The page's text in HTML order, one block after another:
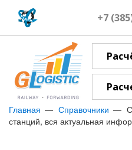
+7
Главная Справочники
станций, вся актуальная